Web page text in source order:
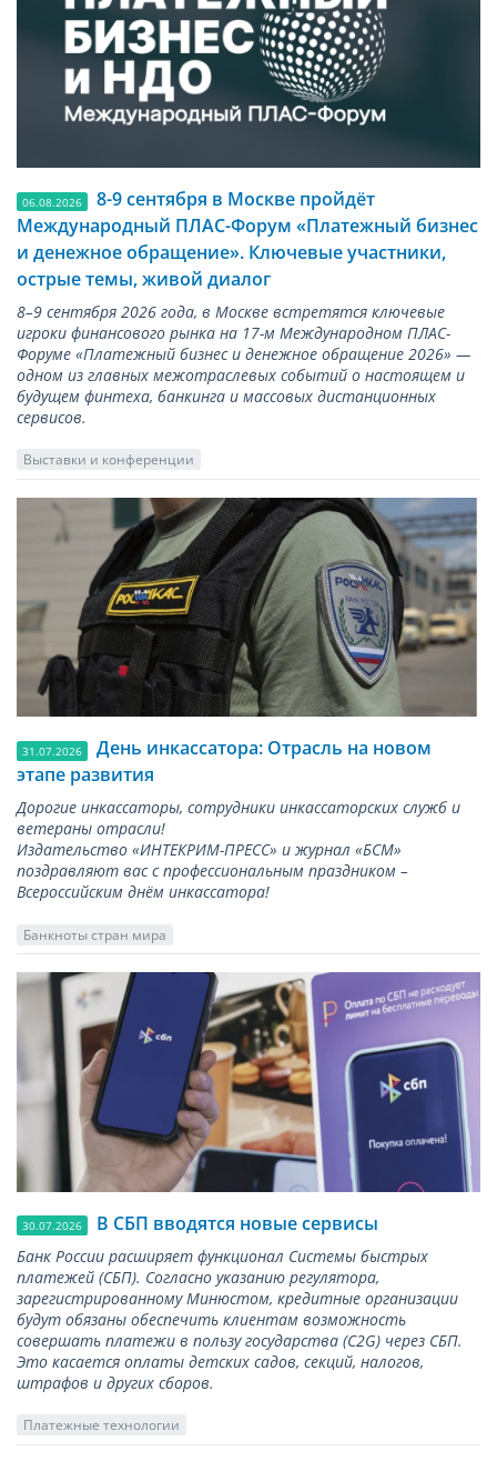
06.08.2026
8-9 сентября в Москве пройдёт
Международный ПЛАС-Форум «Платежный бизнес
и денежное обращение». Ключевые участники,
острые темы, живой диалог
8–9 сентября 2026 года, в Москве встретятся ключевые
игроки финансового рынка на 17-м Международном ПЛАС-
Форуме «Платежный бизнес и денежное обращение 2026» —
одном из главных межотраслевых событий о настоящем и
будущем финтеха, банкинга и массовых дистанционных
сервисов.
Выставки и конференции
31.07.2026
День инкассатора: Отрасль на новом
этапе развития
Дорогие инкассаторы, сотрудники инкассаторских служб и
ветераны отрасли!
Издательство «ИНТЕКРИМ-ПРЕСС» и журнал «БСМ»
поздравляют вас с профессиональным праздником –
Всероссийским днём инкассатора!
Банкноты стран мира
30.07.2026 В СБП вводятся новые сервисы
Банк России расширяет функционал Системы быстрых
платежей (СБП). Согласно указанию регулятора,
зарегистрированному Минюстом, кредитные организации
будут обязаны обеспечить клиентам возможность
совершать платежи в пользу государства (С2G) через СБП.
Это касается оплаты детских садов, секций, налогов,
штрафов и других сборов.
Платежные технологии